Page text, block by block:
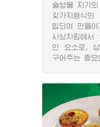
술성을 자기
갖가지형식의
입되여 만들
사상차림에서
인 요소로,
구어주는 중요